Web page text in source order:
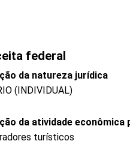
federal
da natureza jurídica
(INDIVIDUAL)
da atividade econômica
turísticos